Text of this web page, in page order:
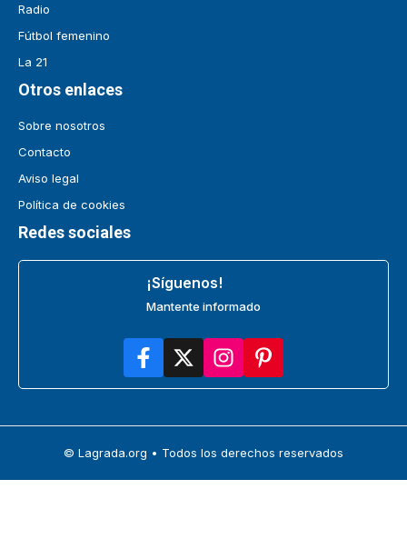
Radio
Fútbol femenino
La 21
Otros enlaces
Sobre nosotros
Contacto
Aviso legal
Política de cookies
Redes sociales
¡Síguenos!
Mantente informado
© Lagrada.org • Todos los derechos reservados